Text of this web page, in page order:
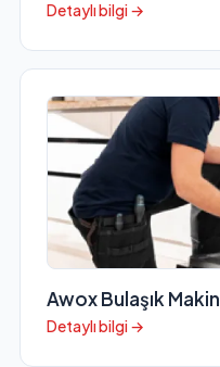
Detaylı bilgi →
Awox Bulaşık
Detaylı bilgi →